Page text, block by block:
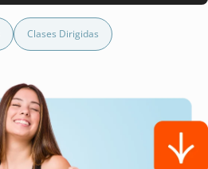
Clases Dirigidas